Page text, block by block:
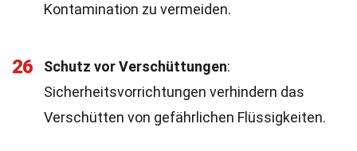
Kontamination zu vermeiden.
26 Schutz vor Verschüttungen:
Sicherheitsvorrichtungen verhindern das
Verschütten von gefährlichen Flüssigkeiten.